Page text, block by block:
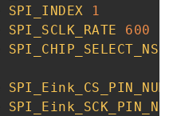
SPI_INDEX
1
SPI_SCLK_RATE 600
SPI_CHIP_SELECT_NSS
SPI_Eink_CS_PIN_NUM
SPI_Eink_SCK_PIN_NUM